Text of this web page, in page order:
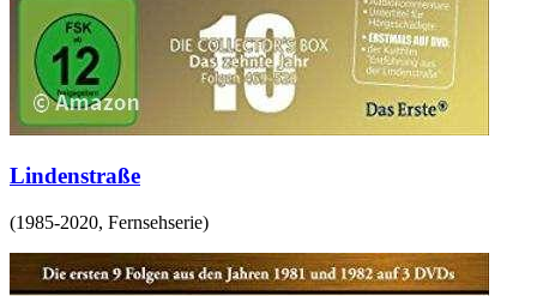
Lindenstraße
(1985-2020, Fernsehserie)